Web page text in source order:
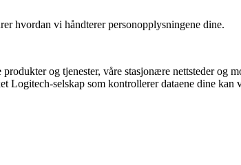
hvordan vi håndterer personopplysningene dine.
og tjenester, våre stasjonære nettsteder og
selskap som kontrollerer dataene dine